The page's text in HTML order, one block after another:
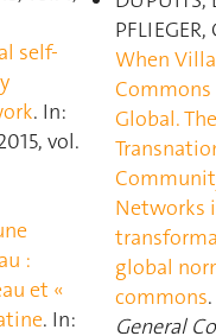
self-
. In:
vol.
:
et «
. In:
When
Commons
Global.
Networks
global
commons
General